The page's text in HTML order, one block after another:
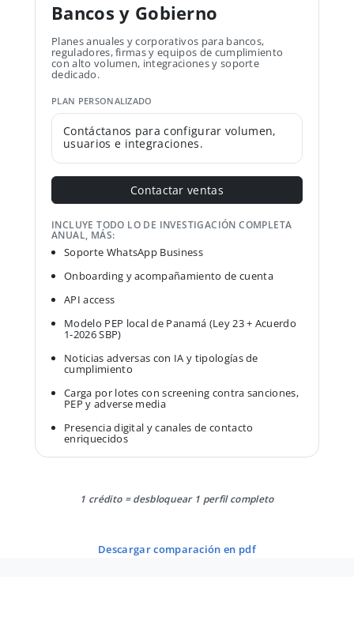
Bancos y Gobierno
Planes anuales y corporativos para bancos,
reguladores, firmas y equipos de cumplimiento
con alto volumen, integraciones y soporte
dedicado.
PLAN PERSONALIZADO
Contáctanos para configurar volumen,
usuarios e integraciones.
Contactar ventas
INCLUYE TODO LO DE INVESTIGACIÓN COMPLETA
ANUAL, MÁS:
Soporte WhatsApp Business
Onboarding y acompañamiento de cuenta
API access
Modelo PEP local de Panamá (Ley 23 + Acuerdo
1-2026 SBP)
Noticias adversas con IA y tipologías de
cumplimiento
Carga por lotes con screening contra sanciones,
PEP y adverse media
Presencia digital y canales de contacto
enriquecidos
1 crédito = desbloquear 1 perfil completo
descargar comparación en pdf